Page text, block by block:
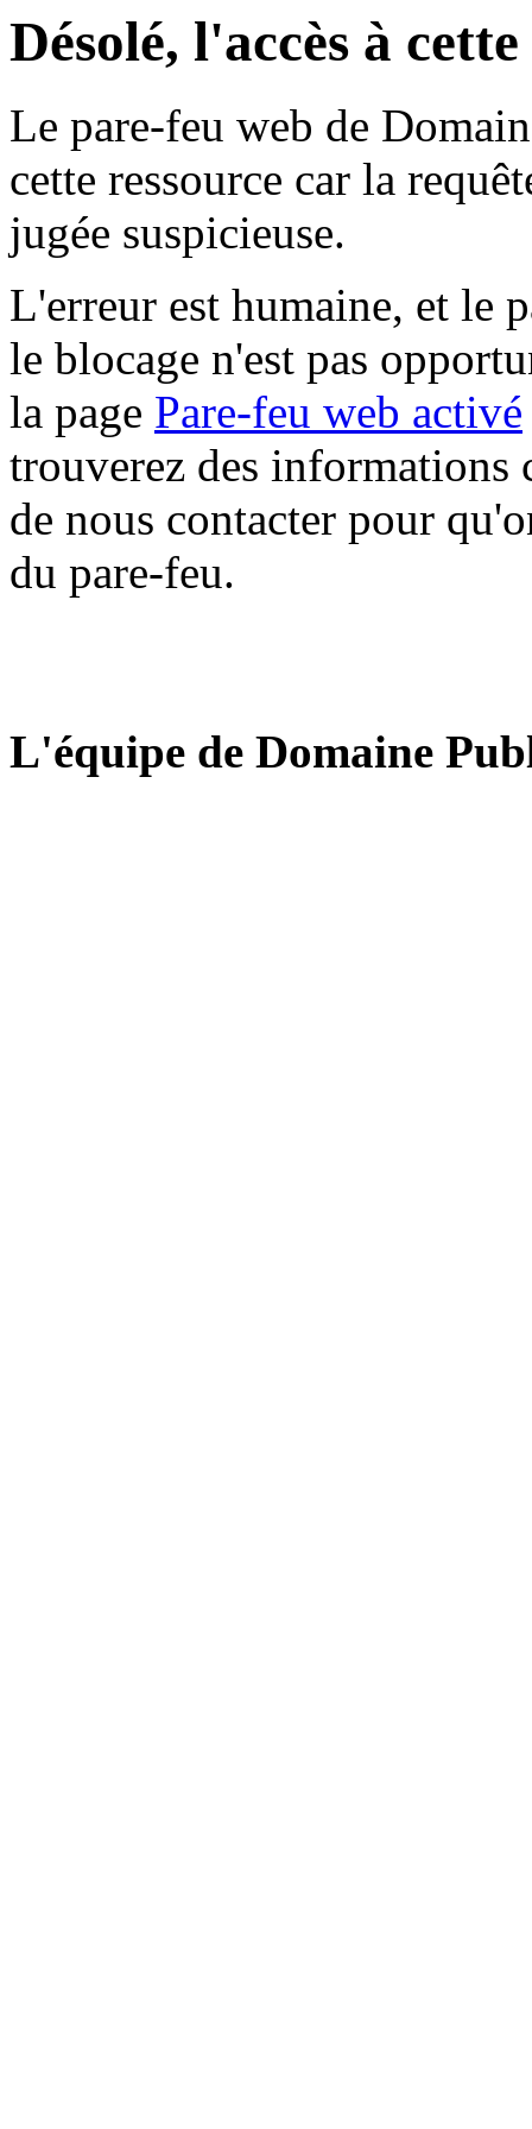
Désolé, l'accès à
Le pare-feu web de
cette ressource car la
jugée suspicieuse.
L'erreur est humaine, et le
le blocage n'est pas
la page Pare-feu web activé
trouverez des informations
de nous contacter pour
du pare-feu.
L'équipe de Domaine